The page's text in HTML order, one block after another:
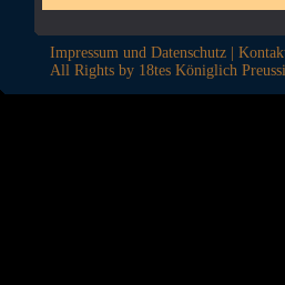
Impressum und Datenschutz
All Rights by 18tes Königlich